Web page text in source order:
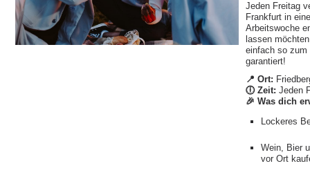
Jeden Freitag
Frankfurt in
Arbeitswoche
lassen
einfach so zum
garantiert!
📍 Ort:
🕕 Zeit: Jeden
🎉 Was dich
Lockeres
Wein, Bier
vor Ort